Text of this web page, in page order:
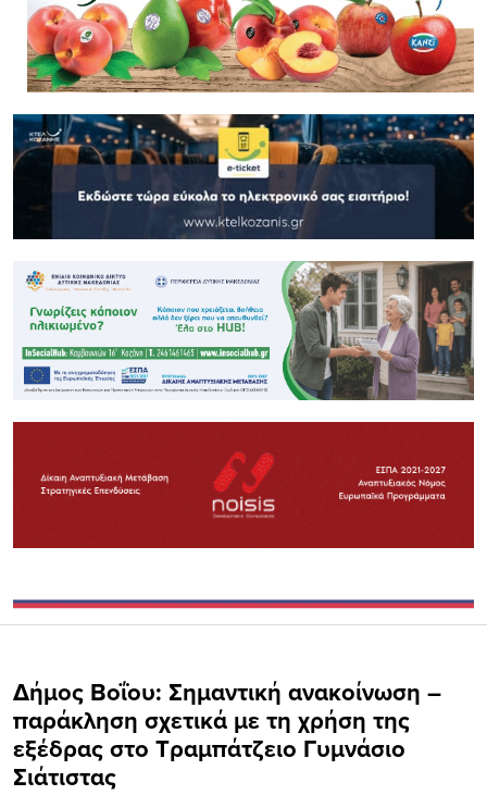
Δήμος Βοΐου: Σημαντική ανακοίνωση –
παράκληση σχετικά με τη χρήση της
εξέδρας στο Τραμπάτζειο Γυμνάσιο
Σιάτιστας